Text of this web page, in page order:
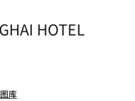
HOTEL
图库